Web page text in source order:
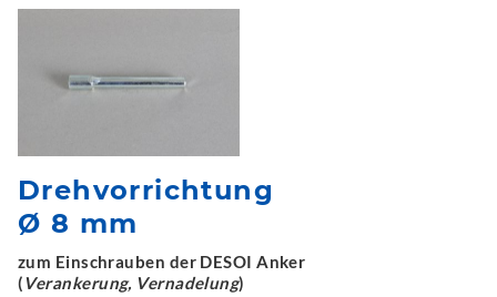
Drehvorrichtung
Ø 8 mm
zum Einschrauben der DESOI Anker
(Verankerung, Vernadelung)